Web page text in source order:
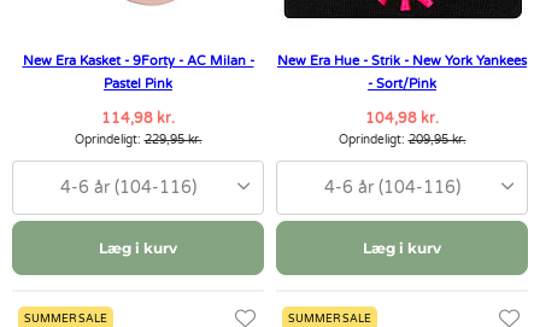
New Era Kasket - 9Forty - AC Milan -
Pastel Pink
114,98 kr.
Oprindeligt:229,95 kr.
4-6 år (104-116)
Læg i kurv
New Era Hue - Strik - New York Yankees
- Sort/Pink
104,98 kr.
Oprindeligt:209,95 kr.
4-6 år (104-116)
Læg i kurv
SUMMER SALE SUMMER SALE